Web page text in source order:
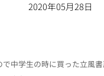
2020年05月28日
で中学生の時に買った立風